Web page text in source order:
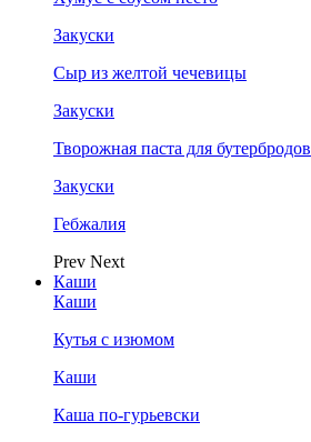
Закуски
Сыр из желтой чечевицы
Закуски
Творожная паста для бутербродов
Закуски
Гебжалия
Prev Next
Каши
Каши
Кутья с изюмом
Каши
Каша по-гурьевски